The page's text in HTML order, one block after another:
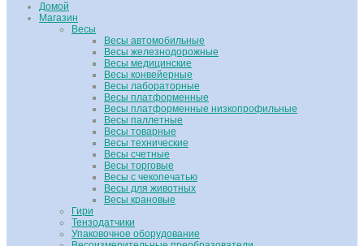
Домой
Магазин
Весы
Весы автомобильные
Весы железнодорожные
Весы медицинские
Весы конвейерные
Весы лабораторные
Весы платформенные
Весы платформенные низкопрофильные
Весы паллетные
Весы товарные
Весы технические
Весы счетные
Весы торговые
Весы с чекопечатью
Весы для животных
Весы крановые
Гири
Тензодатчики
Упаковочное оборудование